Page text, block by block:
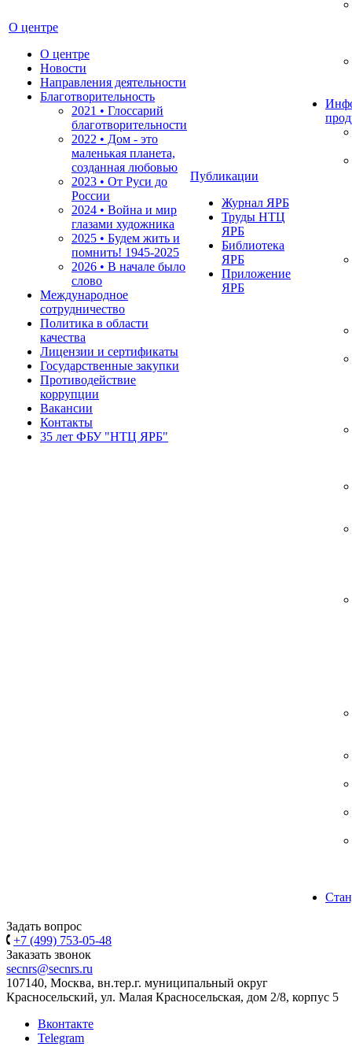
О центре
О центре
Новости
Направления деятельности
Благотворительность
2021 • Глоссарий
благотворительности
2022 • Дом - это
маленькая планета,
созданная любовью
2023 • От Руси до
России
2024 • Война и мир
глазами художника
2025 • Будем жить и
помнить! 1945-2025
2026 • В начале было
слово
Международное
сотрудничество
Политика в области
качества
Лицензии и сертификаты
Государственные закупки
Противодействие
коррупции
Вакансии
Контакты
35 лет ФБУ "НТЦ ЯРБ"
Публикации
Журнал ЯРБ
Труды НТЦ
ЯРБ
Библиотека
ЯРБ
Приложение
ЯРБ
Задать вопрос
+7 (499) 753-05-48
Заказать звонок
secnrs@secnrs.ru
107140, Москва, вн.тер.г. муниципальный округ
Красносельский, ул. Малая Красносельская, дом 2/8, корпус 5
Вконтакте
Telegram